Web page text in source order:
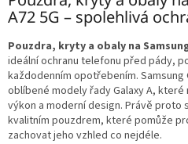
c
í
p
r
v
k
y
v
á
n
A72 5G – spolehlivá
Pouzdra, kryty a obaly na Samsung
ideální ochranu telefonu před pády,
každodenním opotřebením. Samsung
oblíbené modely řady Galaxy A,
výkon a moderní design. Právě proto
kvalitním pouzdrem, které pomůže
zachovat jeho vzhled co nejdéle.